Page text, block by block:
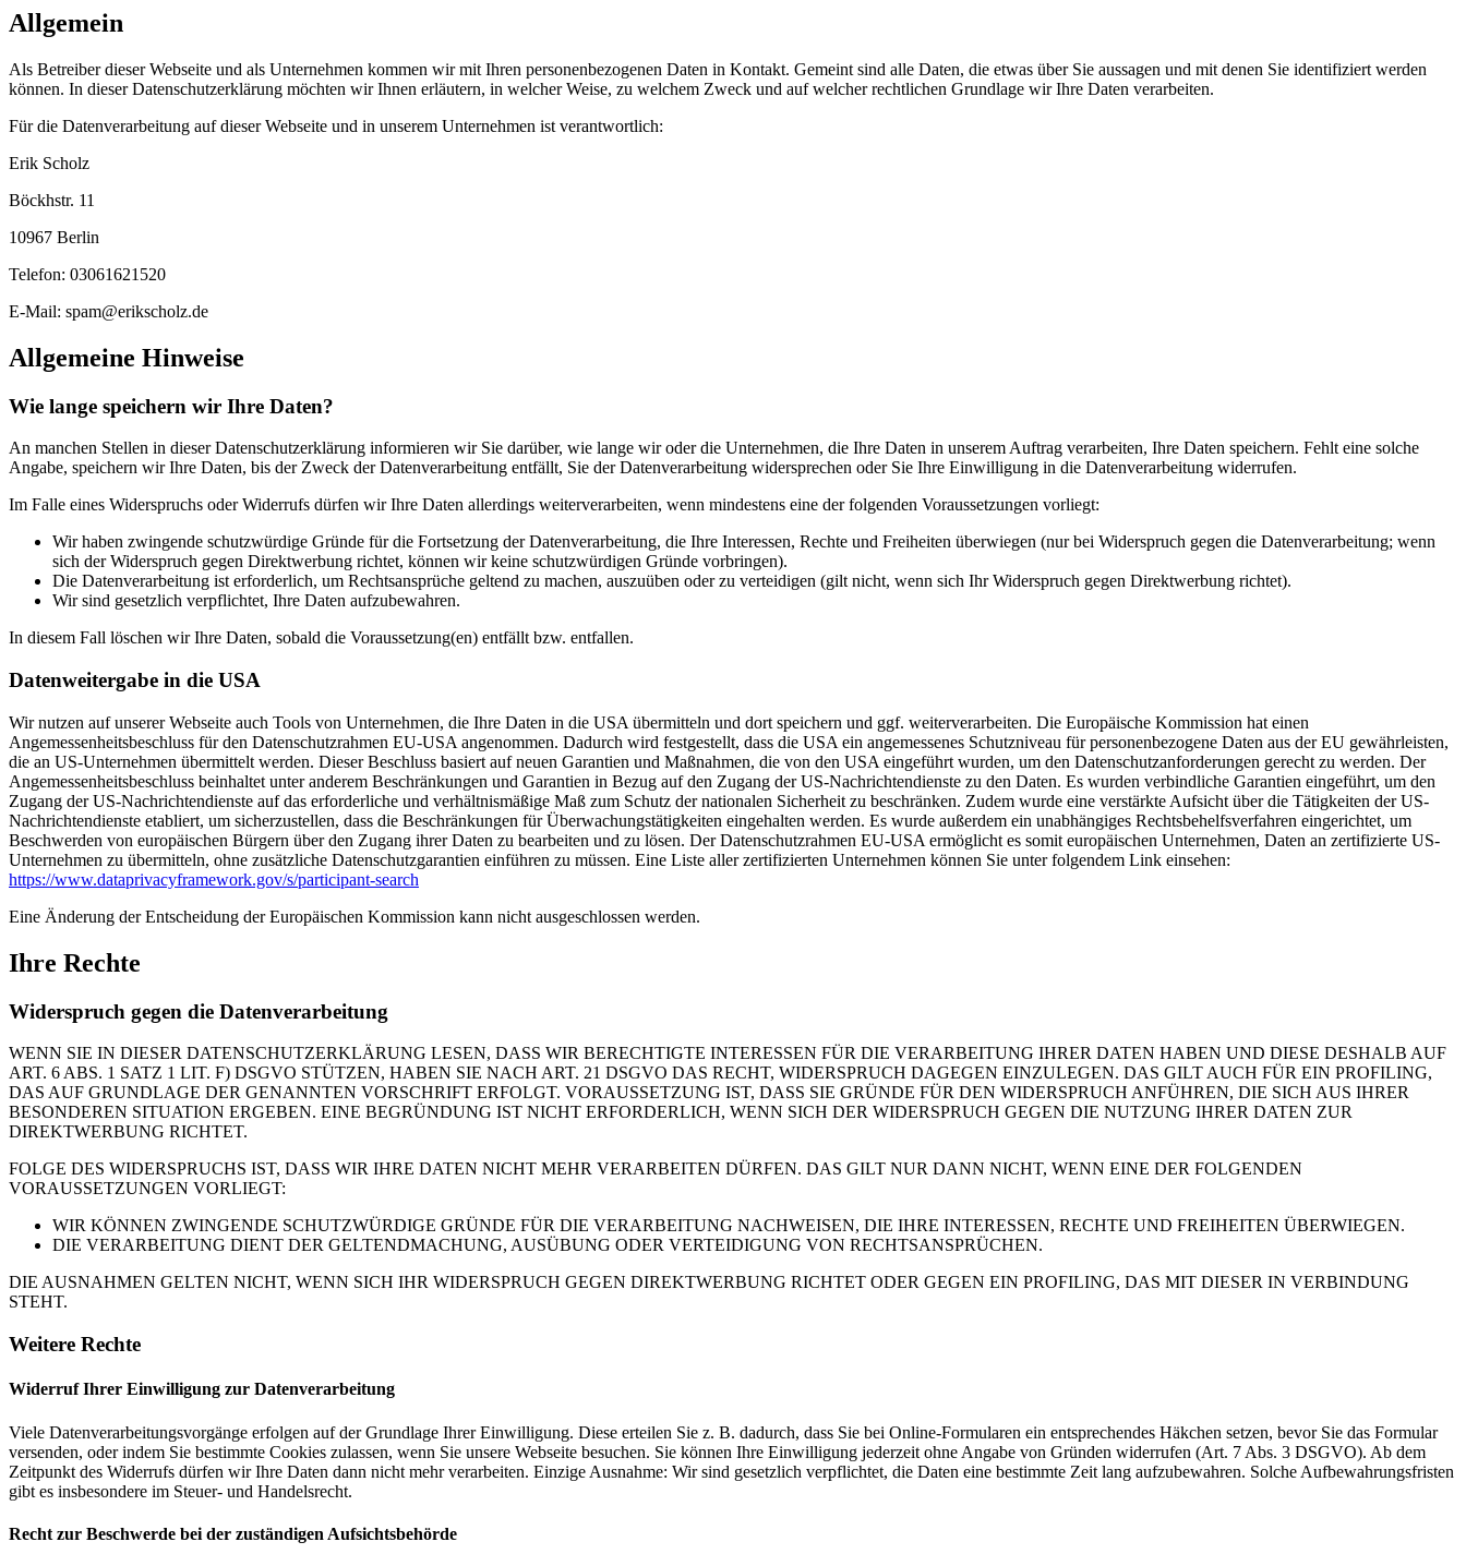
Allgemein
Als Betreiber dieser Webseite und als Unternehmen kommen wir mit Ihren personenbezogenen Daten in Kontakt. Gemeint sind alle Daten, die etwas über Sie aussagen und mit denen Sie identifiziert werden
können. In dieser Datenschutzerklärung möchten wir Ihnen erläutern, in welcher Weise, zu welchem Zweck und auf welcher rechtlichen Grundlage wir Ihre Daten verarbeiten.
Für die Datenverarbeitung auf dieser Webseite und in unserem Unternehmen ist verantwortlich:
Erik Scholz
Böckhstr. 11
10967 Berlin
Telefon: 03061621520
E-Mail: spam@erikscholz.de
Allgemeine Hinweise
Wie lange speichern wir Ihre Daten?
An manchen Stellen in dieser Datenschutzerklärung informieren wir Sie darüber, wie lange wir oder die Unternehmen, die Ihre Daten in unserem Auftrag verarbeiten, Ihre Daten speichern. Fehlt eine solche
Angabe, speichern wir Ihre Daten, bis der Zweck der Datenverarbeitung entfällt, Sie der Datenverarbeitung widersprechen oder Sie Ihre Einwilligung in die Datenverarbeitung widerrufen.
Im Falle eines Widerspruchs oder Widerrufs dürfen wir Ihre Daten allerdings weiterverarbeiten, wenn mindestens eine der folgenden Voraussetzungen vorliegt:
Wir haben zwingende schutzwürdige Gründe für die Fortsetzung der Datenverarbeitung, die Ihre Interessen, Rechte und Freiheiten überwiegen (nur bei Widerspruch gegen die Datenverarbeitung; wenn
sich der Widerspruch gegen Direktwerbung richtet, können wir keine schutzwürdigen Gründe vorbringen).
Die Datenverarbeitung ist erforderlich, um Rechtsansprüche geltend zu machen, auszuüben oder zu verteidigen (gilt nicht, wenn sich Ihr Widerspruch gegen Direktwerbung richtet).
Wir sind gesetzlich verpflichtet, Ihre Daten aufzubewahren.
In diesem Fall löschen wir Ihre Daten, sobald die Voraussetzung(en) entfällt bzw. entfallen.
Datenweitergabe in die USA
Wir nutzen auf unserer Webseite auch Tools von Unternehmen, die Ihre Daten in die USA übermitteln und dort speichern und ggf. weiterverarbeiten. Die Europäische Kommission hat einen
Angemessenheitsbeschluss für den Datenschutzrahmen EU-USA angenommen. Dadurch wird festgestellt, dass die USA ein angemessenes Schutzniveau für personenbezogene Daten aus der EU gewährleisten,
die an US-Unternehmen übermittelt werden. Dieser Beschluss basiert auf neuen Garantien und Maßnahmen, die von den USA eingeführt wurden, um den Datenschutzanforderungen gerecht zu werden. Der
Angemessenheitsbeschluss beinhaltet unter anderem Beschränkungen und Garantien in Bezug auf den Zugang der US-Nachrichtendienste zu den Daten. Es wurden verbindliche Garantien eingeführt, um den
Zugang der US-Nachrichtendienste auf das erforderliche und verhältnismäßige Maß zum Schutz der nationalen Sicherheit zu beschränken. Zudem wurde eine verstärkte Aufsicht über die Tätigkeiten der US-
Nachrichtendienste etabliert, um sicherzustellen, dass die Beschränkungen für Überwachungstätigkeiten eingehalten werden. Es wurde außerdem ein unabhängiges Rechtsbehelfsverfahren eingerichtet, um
Beschwerden von europäischen Bürgern über den Zugang ihrer Daten zu bearbeiten und zu lösen. Der Datenschutzrahmen EU-USA ermöglicht es somit europäischen Unternehmen, Daten an zertifizierte US-
Unternehmen zu übermitteln, ohne zusätzliche Datenschutzgarantien einführen zu müssen. Eine Liste aller zertifizierten Unternehmen können Sie unter folgendem Link einsehen:
https://www.dataprivacyframework.gov/s/participant-search
Eine Änderung der Entscheidung der Europäischen Kommission kann nicht ausgeschlossen werden.
Ihre Rechte
Widerspruch gegen die Datenverarbeitung
WENN SIE IN DIESER DATENSCHUTZERKLÄRUNG LESEN, DASS WIR BERECHTIGTE INTERESSEN FÜR DIE VERARBEITUNG IHRER DATEN HABEN UND DIESE DESHALB AUF
ART. 6 ABS. 1 SATZ 1 LIT. F) DSGVO STÜTZEN, HABEN SIE NACH ART. 21 DSGVO DAS RECHT, WIDERSPRUCH DAGEGEN EINZULEGEN. DAS GILT AUCH FÜR EIN PROFILING,
DAS AUF GRUNDLAGE DER GENANNTEN VORSCHRIFT ERFOLGT. VORAUSSETZUNG IST, DASS SIE GRÜNDE FÜR DEN WIDERSPRUCH ANFÜHREN, DIE SICH AUS IHRER
BESONDEREN SITUATION ERGEBEN. EINE BEGRÜNDUNG IST NICHT ERFORDERLICH, WENN SICH DER WIDERSPRUCH GEGEN DIE NUTZUNG IHRER DATEN ZUR
DIREKTWERBUNG RICHTET.
FOLGE DES WIDERSPRUCHS IST, DASS WIR IHRE DATEN NICHT MEHR VERARBEITEN DÜRFEN. DAS GILT NUR DANN NICHT, WENN EINE DER FOLGENDEN
VORAUSSETZUNGEN VORLIEGT:
WIR KÖNNEN ZWINGENDE SCHUTZWÜRDIGE GRÜNDE FÜR DIE VERARBEITUNG NACHWEISEN, DIE IHRE INTERESSEN, RECHTE UND FREIHEITEN ÜBERWIEGEN.
DIE VERARBEITUNG DIENT DER GELTENDMACHUNG, AUSÜBUNG ODER VERTEIDIGUNG VON RECHTSANSPRÜCHEN.
DIE AUSNAHMEN GELTEN NICHT, WENN SICH IHR WIDERSPRUCH GEGEN DIREKTWERBUNG RICHTET ODER GEGEN EIN PROFILING, DAS MIT DIESER IN VERBINDUNG
STEHT.
Weitere Rechte
Widerruf Ihrer Einwilligung zur Datenverarbeitung
Viele Datenverarbeitungsvorgänge erfolgen auf der Grundlage Ihrer Einwilligung. Diese erteilen Sie z. B. dadurch, dass Sie bei Online-Formularen ein entsprechendes Häkchen setzen, bevor Sie das Formular
versenden, oder indem Sie bestimmte Cookies zulassen, wenn Sie unsere Webseite besuchen. Sie können Ihre Einwilligung jederzeit ohne Angabe von Gründen widerrufen (Art. 7 Abs. 3 DSGVO). Ab dem
Zeitpunkt des Widerrufs dürfen wir Ihre Daten dann nicht mehr verarbeiten. Einzige Ausnahme: Wir sind gesetzlich verpflichtet, die Daten eine bestimmte Zeit lang aufzubewahren. Solche Aufbewahrungsfristen
gibt es insbesondere im Steuer- und Handelsrecht.
Recht zur Beschwerde bei der zuständigen Aufsichtsbehörde